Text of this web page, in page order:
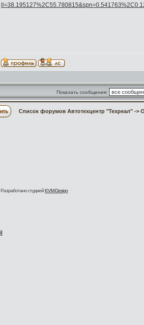
Показать сообщения:
Список форумов Автотехцентр "Техреал" ->
Разработано студиейKVM-Design